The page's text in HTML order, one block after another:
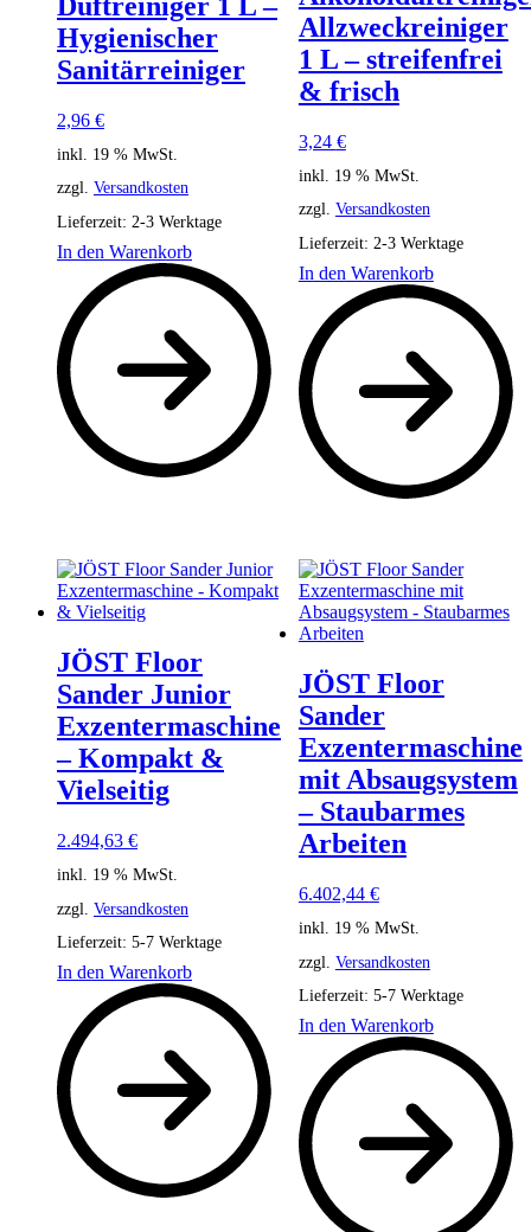
Hygienischer
Sanitärreiniger
2,96 €
inkl. 19 % MwSt.
zzgl. Versandkosten
Lieferzeit: 2-3 Werktage
In den Warenkorb
Allzweckreiniger
1 L – streifenfrei
& frisch
3,24 €
inkl. 19 % MwSt.
zzgl. Versandkosten
Lieferzeit: 2-3 Werktage
In den Warenkorb
JÖST Floor
Sander Junior
Exzentermaschine
– Kompakt &
Vielseitig
2.494,63 €
inkl. 19 % MwSt.
zzgl. Versandkosten
Lieferzeit: 5-7 Werktage
In den Warenkorb
JÖST Floor
Sander
Exzentermaschine
mit Absaugsystem
– Staubarmes
Arbeiten
6.402,44 €
inkl. 19 % MwSt.
zzgl. Versandkosten
Lieferzeit: 5-7 Werktage
In den Warenkorb